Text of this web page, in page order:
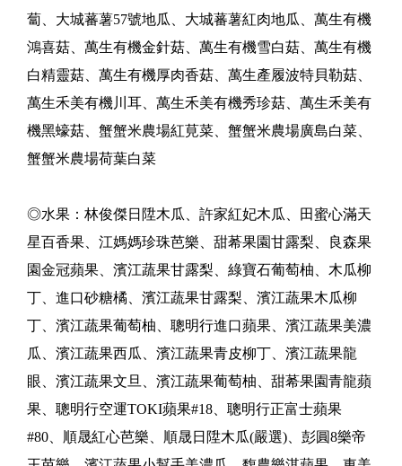
蔔、大城蕃薯57號地瓜、大城蕃薯紅肉地瓜、萬生有機
鴻喜菇、萬生有機金針菇、萬生有機雪白菇、萬生有機
白精靈菇、萬生有機厚肉香菇、萬生產履波特貝勒菇、
萬生禾美有機川耳、萬生禾美有機秀珍菇、萬生禾美有
機黑蠔菇、蟹蟹米農場紅莧菜、蟹蟹米農場廣島白菜、
蟹蟹米農場荷葉白菜
◎水果：林俊傑日陞木瓜、許家紅妃木瓜、田蜜心滿天
星百香果、江媽媽珍珠芭樂、甜莃果園甘露梨、良森果
園金冠蘋果、濱江蔬果甘露梨、綠寶石葡萄柚、木瓜柳
丁、進口砂糖橘、濱江蔬果甘露梨、濱江蔬果木瓜柳
丁、濱江蔬果葡萄柚、聰明行進口蘋果、濱江蔬果美濃
瓜、濱江蔬果西瓜、濱江蔬果青皮柳丁、濱江蔬果龍
眼、濱江蔬果文旦、濱江蔬果葡萄柚、甜莃果園青龍蘋
果、聰明行空運TOKI蘋果#18、聰明行正富士蘋果
#80、順晟紅心芭樂、順晟日陞木瓜(嚴選)、彭圓8樂帝